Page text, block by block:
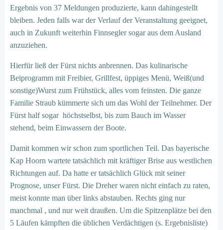
Ergebnis von 37 Meldungen produzierte, kann dahingestellt
bleiben. Jeden falls war der Verlauf der Veranstaltung geeignet,
auch in Zukunft weiterhin Finnsegler sogar aus dem Ausland
anzuziehen.
Hierfür ließ der Fürst nichts anbrennen. Das kulinarische
Beiprogramm mit Freibier, Grillfest, üppiges Menü, Weiß(und
sonstige)Wurst zum Frühstück, alles vom feinsten. Die ganze
Familie Straub kümmerte sich um das Wohl der Teilnehmer. Der
Fürst half sogar höchstselbst, bis zum Bauch im Wasser
stehend, beim Einwassern der Boote.
Damit kommen wir schon zum sportlichen Teil. Das bayerische
Kap Hoorn wartete tatsächlich mit kräftiger Brise aus westlichen
Richtungen auf. Da hatte er tatsächlich Glück mit seiner
Prognose, unser Fürst. Die Dreher waren nicht einfach zu raten,
meist konnte man über links abstauben. Rechts ging nur
manchmal , und nur weit draußen. Um die Spitzenplätze bei den
5 Läufen kämpften die üblichen Verdächtigen (s. Ergebnisliste)